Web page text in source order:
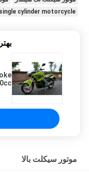
cylinder motorcycle
موتور سیکلت بالا